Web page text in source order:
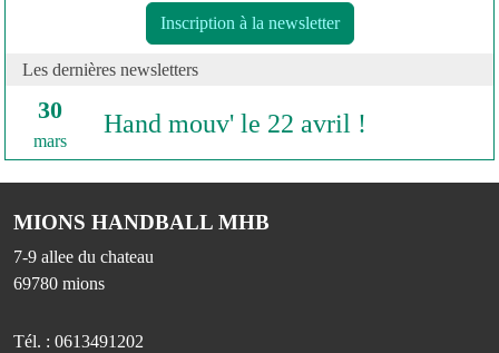
Inscription à la newsletter
Les dernières newsletters
30
mars
Hand mouv' le 22 avril !
MIONS HANDBALL MHB
7-9 allee du chateau
69780 mions
Tél. : 0613491202